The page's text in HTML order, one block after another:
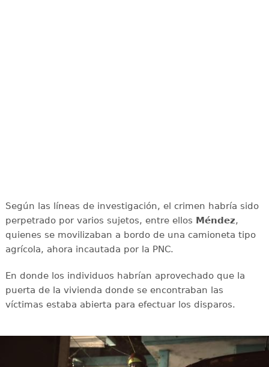
Según las líneas de investigación, el crimen habría sido
perpetrado por varios sujetos, entre ellos Méndez,
quienes se movilizaban a bordo de una camioneta tipo
agrícola, ahora incautada por la PNC.
En donde los individuos habrían aprovechado que la
puerta de la vivienda donde se encontraban las
víctimas estaba abierta para efectuar los disparos.